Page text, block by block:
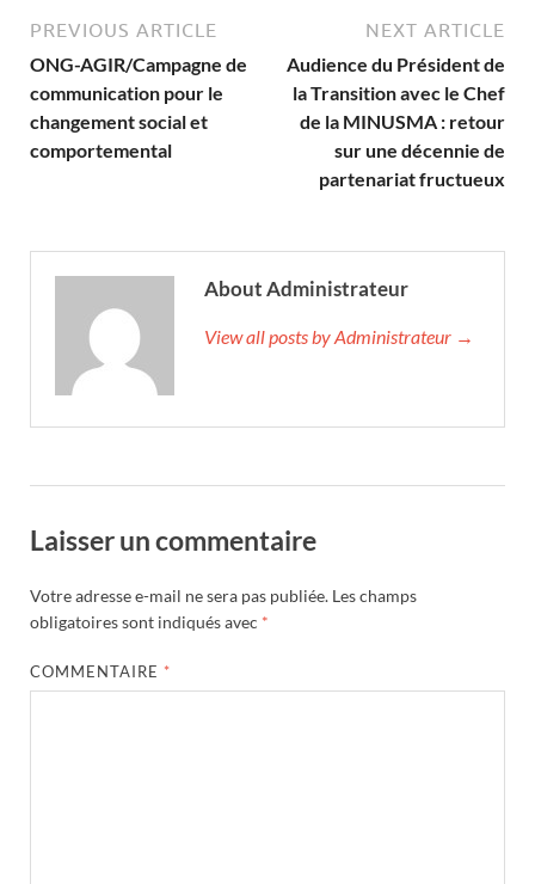
PREVIOUS ARTICLE
ONG-AGIR/Campagne de
communication pour le
changement social et
comportemental
NEXT ARTICLE
Audience du Président de
la Transition avec le Chef
de la MINUSMA : retour
sur une décennie de
partenariat fructueux
About Administrateur
View all posts by Administrateur →
Laisser un commentaire
Votre adresse e-mail ne sera pas publiée. Les champs
obligatoires sont indiqués avec *
COMMENTAIRE *